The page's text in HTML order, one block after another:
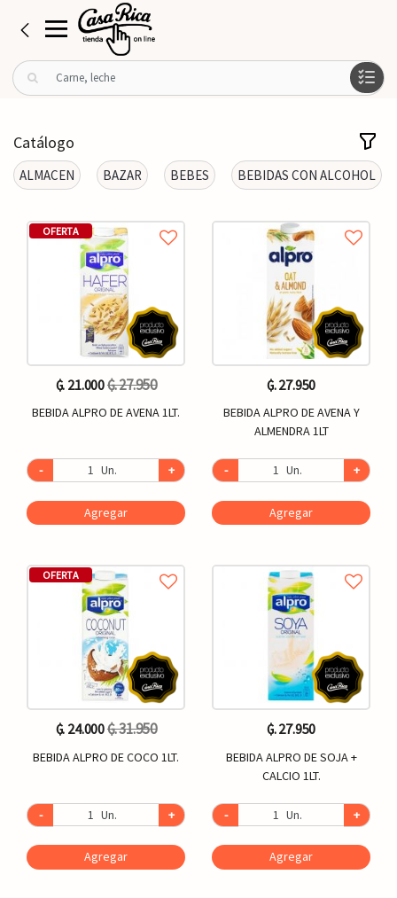
B
u
a
p
Catálogo
ALMACEN BAZAR BEBES BEBIDAS CON ALCOHOL
OFERTA
₲. 21.000₲. 27.950
BEBIDA ALPRO DE AVENA 1LT.
- Un. +
Agregar
₲. 27.950
BEBIDA ALPRO DE AVENA Y
ALMENDRA 1LT
- Un. +
Agregar
OFERTA
₲. 24.000₲. 31.950
BEBIDA ALPRO DE COCO 1LT.
- Un. +
Agregar
₲. 27.950
BEBIDA ALPRO DE SOJA +
CALCIO 1LT.
- Un. +
Agregar